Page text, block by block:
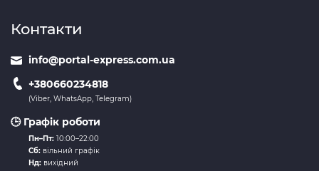
Контакти
info@portal-express.com.ua
+380660234818
(Viber, WhatsApp, Telegram)
🕒 Графік роботи
Пн–Пт: 10:00–22:00
Сб: вільний графік
Нд: вихідний